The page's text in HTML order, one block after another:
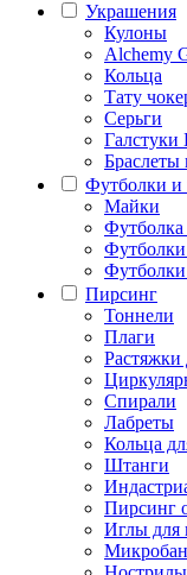
Украшения
Кулоны
Alchemy
Кольца
Тату
Серьги
Галстуки
Футболки и
Майки
Пирсинг
Тоннели
Плаги
Растяжки
Спирали
Лабреты
Кольца
Штанги
Пирсинг
Иглы для